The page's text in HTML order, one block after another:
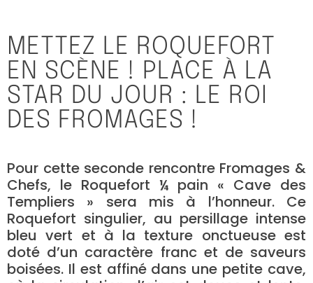
METTEZ LE ROQUEFORT
EN SCÈNE ! PLACE À LA
STAR DU JOUR : LE ROI
DES FROMAGES !
Pour cette seconde rencontre Fromages &
Chefs, le Roquefort ¼ pain « Cave des
Templiers » sera mis à l’honneur. Ce
Roquefort singulier, au persillage intense
bleu vert et à la texture onctueuse est
doté d’un caractère franc et de saveurs
boisées. Il est affiné dans une petite cave,